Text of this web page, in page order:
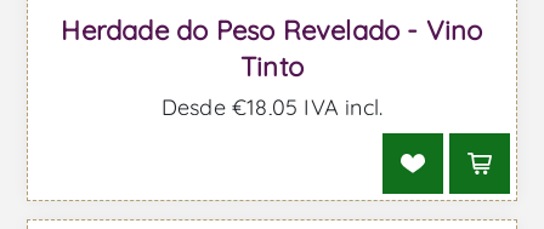
Herdade do Peso Revelado - Vino
Tinto
Desde €18,05 IVA incl.